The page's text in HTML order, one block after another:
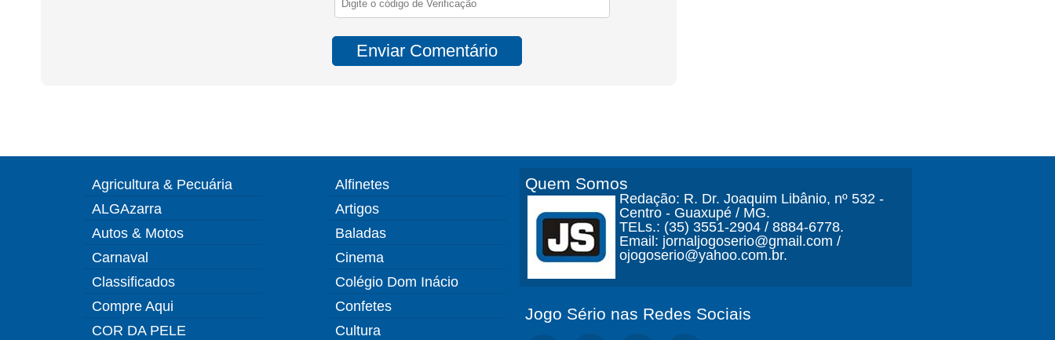
Agricultura & Pecuária
ALGAzarra
Autos & Motos
Carnaval
Classificados
Compre Aqui
COR DA PELE
Alfinetes
Artigos
Baladas
Cinema
Colégio Dom Inácio
Confetes
Cultura
Quem Somos
Redação: R. Dr. Joaquim Libânio, nº 532 -
Centro - Guaxupé / MG.
TELs.: (35) 3551-2904 / 8884-6778.
Email: jornaljogoserio@gmail.com /
ojogoserio@yahoo.com.br.
Jogo Sério nas Redes Sociais